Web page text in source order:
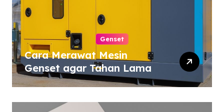
Genset
Cara Merawat Mesin
Genset agar Tahan Lama